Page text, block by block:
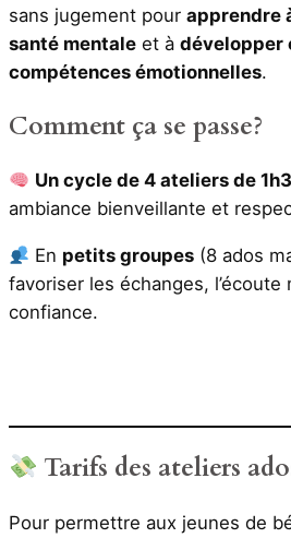
sans jugement pour apprendre
santé mentale et à développer
compétences émotionnelles.
Comment ça se passe?
Un cycle de 4 ateliers de
ambiance bienveillante et
En petits groupes (8 ados
favoriser les échanges, l’écoute
confiance.
Tarifs des ateliers
Pour permettre aux jeunes de